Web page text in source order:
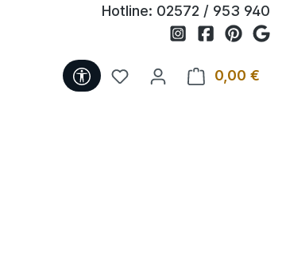
Hotline: 02572 / 953 940
Werkzeugleiste anzeigen
Du hast 0 Produkte auf
0,00 €